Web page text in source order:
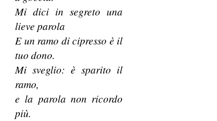
Mi dici in segreto una
lieve parola
E un ramo di cipresso è il
tuo dono.
Mi sveglio: è sparito il
ramo,
e la parola non ricordo
più.